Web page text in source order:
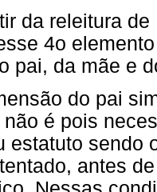
da releitura
4o
pai, da mãe e
do pai
é pois
estatuto sendo
antes